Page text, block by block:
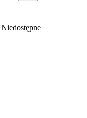
Niedostępne